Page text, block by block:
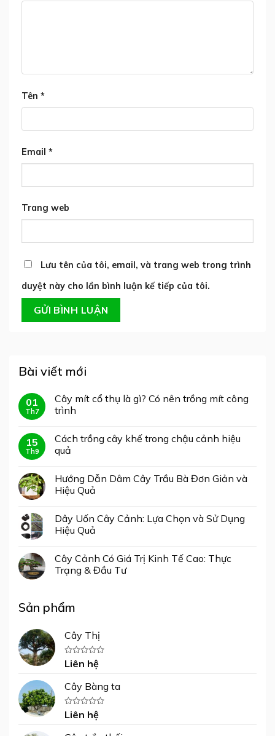
Tên *
Email *
Trang web
Lưu tên của tôi, email, và trang web trong trình
duyệt này cho lần bình luận kế tiếp của tôi.
Bài viết mới
01
Th7
Cây mít cổ thụ là gì? Có nên trồng mít công
trình
15
Th9
Cách trồng cây khế trong chậu cảnh hiệu
quả
Hướng Dẫn Dâm Cây Trầu Bà Đơn Giản và
Hiệu Quả
Dây Uốn Cây Cảnh: Lựa Chọn và Sử Dụng
Hiệu Quả
Cây Cảnh Có Giá Trị Kinh Tế Cao: Thực
Trạng & Đầu Tư
Sản phẩm
Cây Thị
Được
0
5
Liên hệ
Cây Bàng ta
Được
Liên hệ